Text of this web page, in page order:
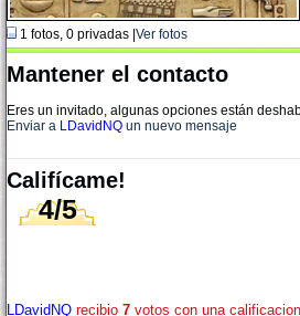
1 fotos, 0 privadas | Ver fotos
Mantener el contacto
Eres un invitado, algunas opciones están
Enviar a LDavidNQ un nuevo mensaje
Califícame!
4/5
LDavidNQ recibio 7 votos con una